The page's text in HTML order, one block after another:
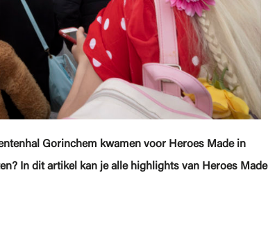
Gorinchem kwamen voor Heroes Made in
In dit artikel kan je alle highlights van Heroes Made